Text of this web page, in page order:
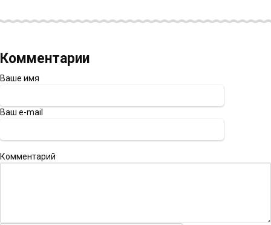
Комментарии
Ваше имя
Ваш e-mail
Комментарий